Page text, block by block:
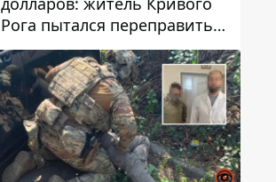
Рога пытался переправить
мужчину в Словакию